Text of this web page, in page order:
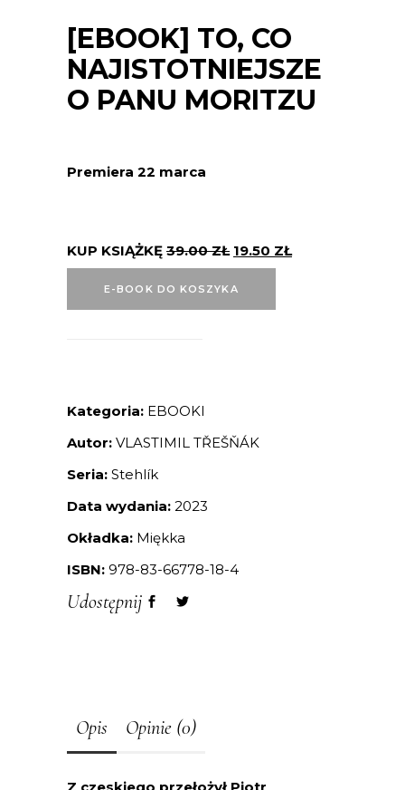
[EBOOK] TO, CO
NAJISTOTNIEJSZE
O PANU MORITZU
Premiera 22 marca
KUP KSIĄŻKĘ 39.00ZŁ 19.50 ZŁ
E-BOOK DO KOSZYKA
Kategoria: EBOOKI
Autor: VLASTIMIL TŘEŠŇÁK
Seria: Stehlík
Data wydania: 2023
Okładka: Miękka
ISBN: 978-83-66778-18-4
Udostępnij
Opis Opinie (0)